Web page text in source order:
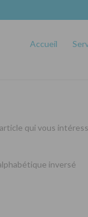
Accueil
qui vous
inversé